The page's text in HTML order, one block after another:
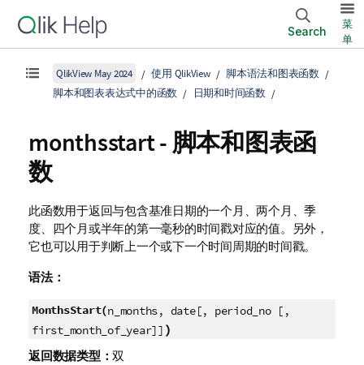
Search
菜
单
QlikView May 2024 使用 QlikView
脚本语法和图表函数
脚本和图表表达式中的函数
日期和时间函数
monthsstart - 脚本和图表函
数
此函数用于返回与包含基准日期的一个月、两个月、季
度、四个月或半年的第一毫秒的时间戳对应的值。另外，
它也可以用于判断上一个或下一个时间周期的时间戳。
语法：
MonthsStart(n_months, date[, period_no [,
first_month_of_year]] )
返回数据类型：双